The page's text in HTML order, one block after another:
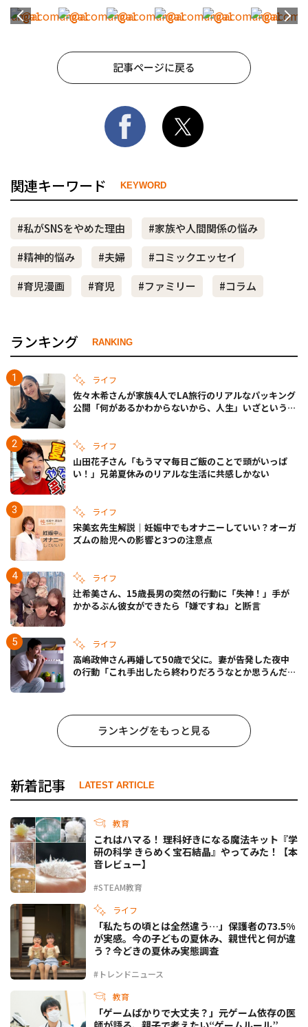
記事ページに戻る
関連キーワード KEYWORD
#私がSNSをやめた理由
#家族や人間関係の悩み
#精神的悩み
#夫婦
#コミックエッセイ
#育児漫画
#育児 #ファミリー #コラム
ランキング RANKING
ライフ
佐々木希さんが家族4人でLA旅行のリアルなパッキング
公開「何があるかわからないから、人生」いざというと
ライフ
山田花子さん「もうママ毎日ご飯のことで頭がいっぱ
い！」兄弟夏休みのリアルな生活に共感しかない
ライフ
宋美玄先生解説｜妊娠中でもオナニーしていい？オーガ
ズムの胎児への影響と3つの注意点
ライフ
辻希美さん、15歳長男の突然の行動に「失神！」手が
かかるぶん彼女ができたら「嫌ですね」と断言
ライフ
高嶋政伸さん再婚して50歳で父に。妻が告発した夜中
の行動「これ手出したら終わりだろうなとか思うんだけ
ランキングをもっと見る
新着記事 LATEST ARTICLE
教育
#STEAM教育
これはハマる！ 理科好きになる魔法キット『学
研の科学 きらめく宝石結晶』やってみた！【本
音レビュー】
ライフ
#トレンドニュース
「私たちの頃とは全然違う…」保護者の73.5%
が実感。今の子どもの夏休み、親世代と何が違
う？今どきの夏休み実態調査
教育
「ゲームばかりで大丈夫？」元ゲーム依存の医